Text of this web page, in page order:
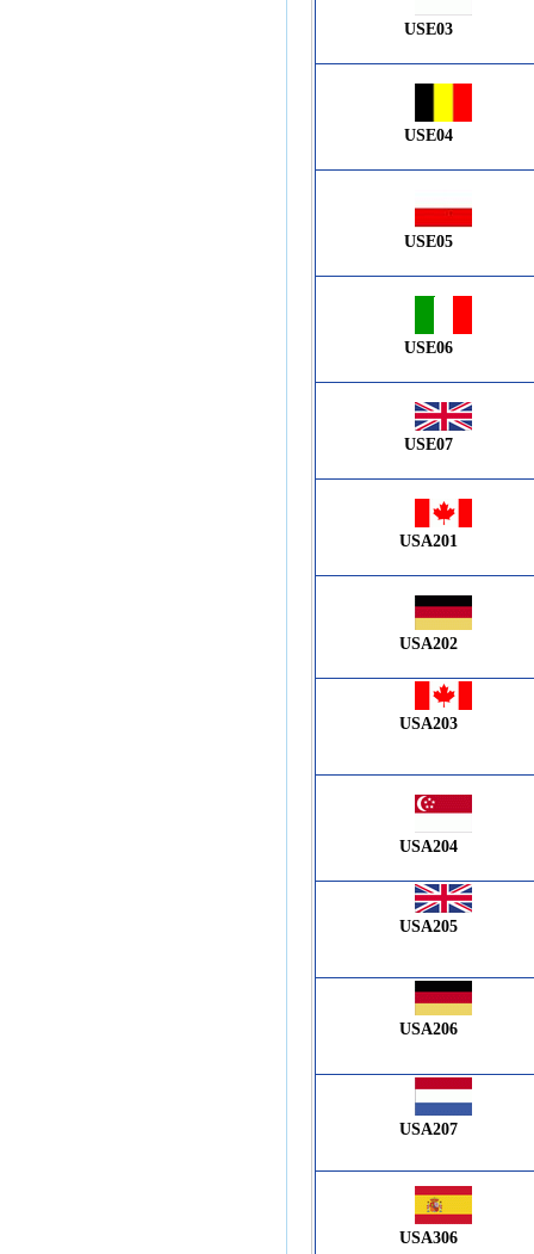
USE03
USE04
USE05
USE06
USE07
USA201
USA202
USA203
USA204
USA205
USA206
USA207
USA306